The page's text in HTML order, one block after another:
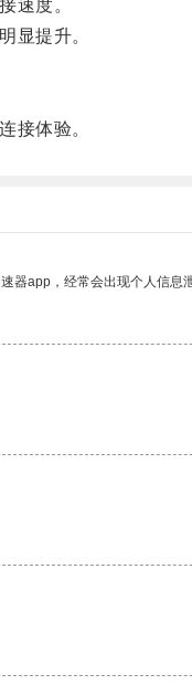
速度。
显提升。
接体验。
app，经常会出现个人信息